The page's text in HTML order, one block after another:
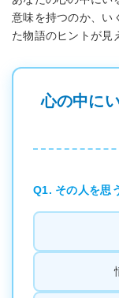
意味を持つのか、い
た物語のヒントが見
心の中に
Q1. その人を思